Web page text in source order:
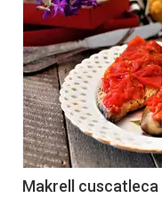
Makrell